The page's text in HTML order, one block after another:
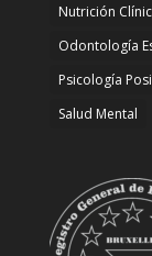
Nutrición
Odontología
Psicología
Salud Mental